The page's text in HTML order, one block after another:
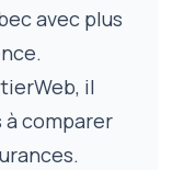
avec plus
il
à comparer